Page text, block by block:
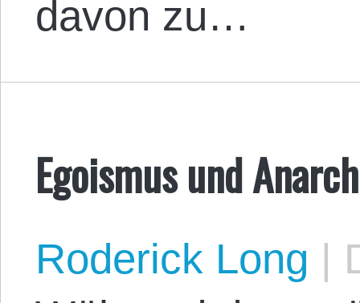
davon zu…
Egoismus und
Roderick Long |